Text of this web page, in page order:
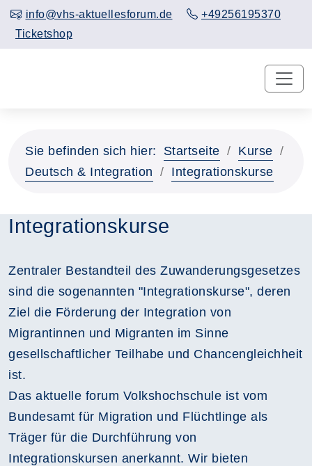
info@vhs-aktuellesforum.de
+49256195370
Ticketshop
Sie befinden sich hier: Startseite
Kurse
Deutsch & Integration
Integrationskurse
Integrationskurse
Zentraler Bestandteil des Zuwanderungsgesetzes
sind die sogenannten "Integrationskurse", deren
Ziel die Förderung der Integration von
Migrantinnen und Migranten im Sinne
gesellschaftlicher Teilhabe und Chancengleichheit
ist.
Das aktuelle forum Volkshochschule ist vom
Bundesamt für Migration und Flüchtlinge als
Träger für die Durchführung von
Integrationskursen anerkannt. Wir bieten